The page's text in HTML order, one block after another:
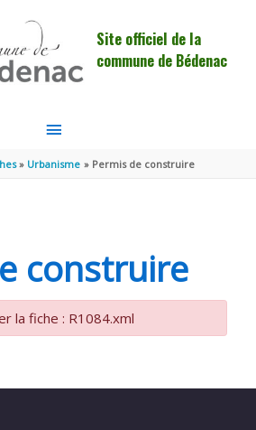
Site officiel de la
commune de Bédenac
MENU
PRINCIPAL
Urbanisme Permis de construire
construire
la fiche : R1084.xml